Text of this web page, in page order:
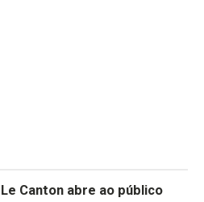
Le Canton abre ao público